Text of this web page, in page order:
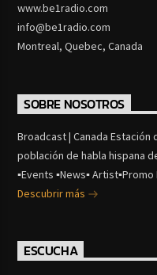
www.be1radio.com
info@be1radio.com
Montreal, Quebec, Canada
SOBRE NOSOTROS
Broadcast | Canada Estación
población de habla hispana
▪Events ▪News▪
Descubrir más
ESCUCHA